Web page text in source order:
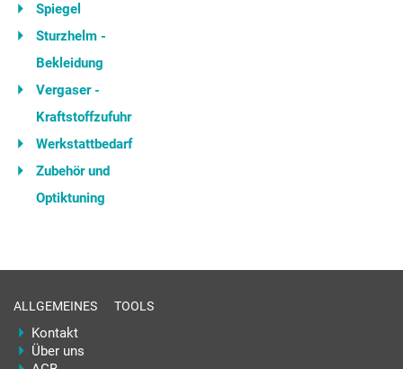
Spiegel
Sturzhelm -
Bekleidung
Vergaser -
Kraftstoffzufuhr
Werkstattbedarf
Zubehör und
Optiktuning
ALLGEMEINES
Kontakt
Über uns
TOOLS